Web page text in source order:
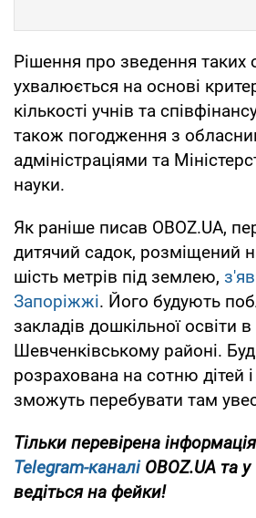
Рішення про зведення таких
ухвалюється на основі
кількості учнів та
також погодження з
адміністраціями та
науки.
Як раніше писав OBOZ.UA,
дитячий садок, розміщений
шість метрів під землею,
Запоріжжі. Його будують
закладів дошкільної освіти в
Шевченківському районі.
розрахована на сотню дітей
зможуть перебувати там
Тільки перевірена
Telegram-каналіOBOZ.UA та у
ведіться на фейки!